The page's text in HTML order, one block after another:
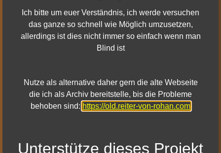
090 - Dol Amroth - Lagerhausmünze (West-Gondor)
090 - Dol Amroth - Schwanenrittermünze (West-Gondor)
090 - Verzierter Schädel (Zentr. Gondor, Ringlotal)
090 - Makellose Holzschnitzerei (Zentr. Gondor, Ringlotal)
090 - Küstenangreifer-Schärpe (Zentr. Gondor, Dor-en-
090 - Juwelenverzierter Krummsäbel (Zentr. Gondor, Dor-
Ich bitte um euer Verständnis, ich werde versuchen
das ganze so schnell wie Möglich umzusetzen,
allerdings ist dies nicht immer so einfach wenn man
Blind ist
Nutze als alternative daher gern die alte Webseite
die ich als Archiv bereitstelle, bis die Probleme
behoben sind: https://old.reiter-von-rohan.com
Unterstütze dieses Projekt